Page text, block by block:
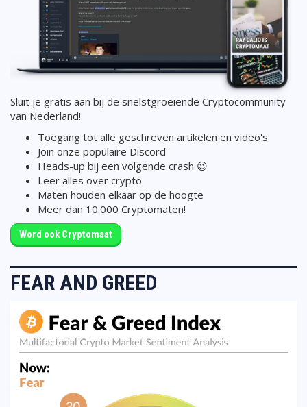
Sluit je gratis aan bij de snelstgroeiende Cryptocommunity
van Nederland!
Toegang tot alle geschreven artikelen en video's
Join onze populaire Discord
Heads-up bij een volgende crash 😉
Leer alles over crypto
Maten houden elkaar op de hoogte
Meer dan 10.000 Cryptomaten!
Word ook Cryptomaat
FEAR AND GREED